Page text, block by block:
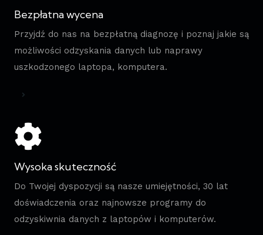
Bezpłatna wycena
Przyjdź do nas na bezpłatną diagnozę i poznaj jakie są
możliwości odzyskania danych lub naprawy
uszkodzonego laptopa, komputera.
Wysoka skuteczność
Do Twojej dyspozycji są nasze umiejętności, 30 lat
doświadczenia oraz najnowsze programy do
odzyskiwnia danych z laptopów i komputerów.